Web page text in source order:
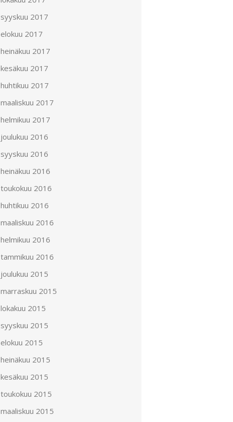
syyskuu 2017
elokuu 2017
heinäkuu 2017
kesäkuu 2017
huhtikuu 2017
maaliskuu 2017
helmikuu 2017
joulukuu 2016
syyskuu 2016
heinäkuu 2016
toukokuu 2016
huhtikuu 2016
maaliskuu 2016
helmikuu 2016
tammikuu 2016
joulukuu 2015
marraskuu 2015
lokakuu 2015
syyskuu 2015
elokuu 2015
heinäkuu 2015
kesäkuu 2015
toukokuu 2015
maaliskuu 2015